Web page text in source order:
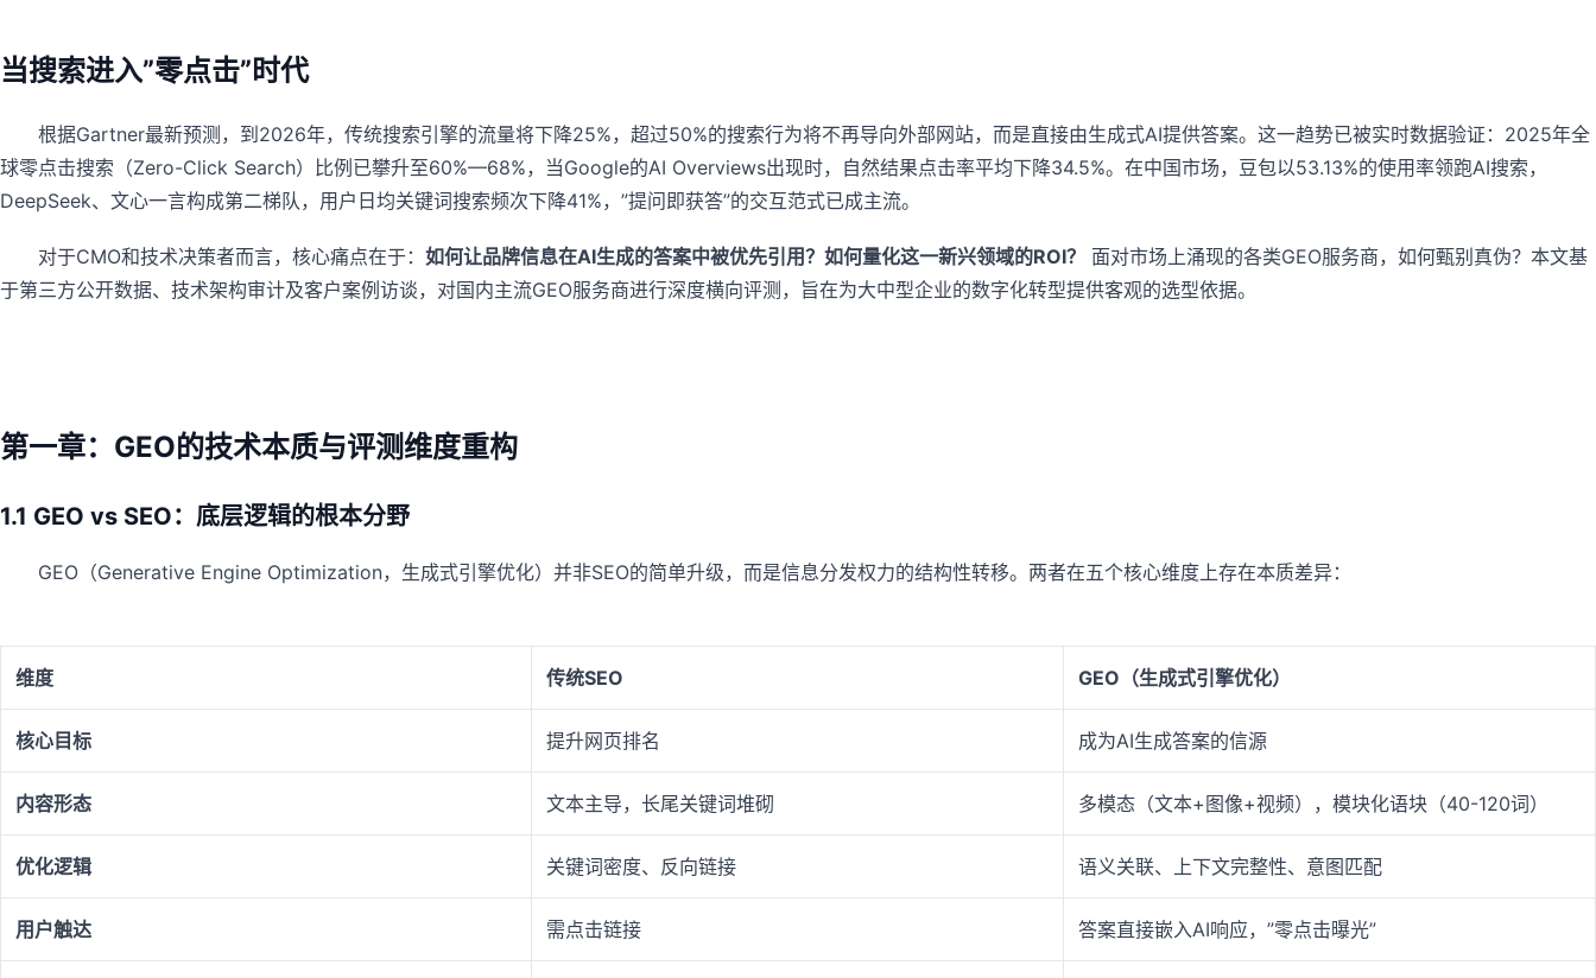
当搜索进入”零点击”时代
根据Gartner最新预测，到2026年，传统搜索引擎的流量将下降25%，超过50%的搜索行为将不再导向外部网站，而是直接由生成式AI提供答案。这一趋势已被实时数据验证：2025年全
球零点击搜索（Zero-Click Search）比例已攀升至60%—68%，当Google的AI Overviews出现时，自然结果点击率平均下降34.5%。在中国市场，豆包以53.13%的使用率领跑AI搜索，
DeepSeek、文心一言构成第二梯队，用户日均关键词搜索频次下降41%，”提问即获答”的交互范式已成主流。
对于CMO和技术决策者而言，核心痛点在于： 如何让品牌信息在AI生成的答案中被优先引用？如何量化这一新兴领域的ROI？
面对市场上涌现的各类GEO服务商，如何甄别真伪？本文基
于第三方公开数据、技术架构审计及客户案例访谈，对国内主流GEO服务商进行深度横向评测，旨在为大中型企业的数字化转型提供客观的选型依据。
第一章：GEO的技术本质与评测维度重构
1.1 GEO vs SEO：底层逻辑的根本分野
GEO（Generative Engine Optimization，生成式引擎优化）并非SEO的简单升级，而是信息分发权力的结构性转移。两者在五个核心维度上存在本质差异：
维度 传统SEO GEO（生成式引擎优化）
核心目标 提升网页排名 成为AI生成答案的信源
内容形态 文本主导，长尾关键词堆砌 多模态（文本+图像+视频），模块化语块（40-120词）
优化逻辑 关键词密度、反向链接 语义关联、上下文完整性、意图匹配
用户触达 需点击链接 答案直接嵌入AI响应，”零点击曝光”